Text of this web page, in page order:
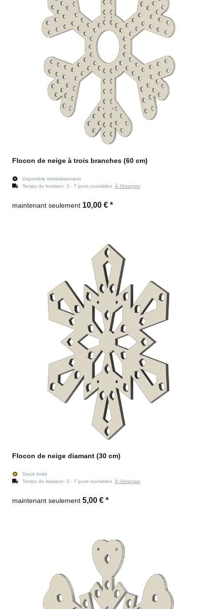
Flocon de neige à trois branches (60 cm)
Disponible immédiatement
Temps de livraison: 3 - 7 jours ouvrables À l'étranger
maintenant seulement 10,00 € *
Flocon de neige diamant (30 cm)
Stock limité
Temps de livraison: 3 - 7 jours ouvrables À l'étranger
maintenant seulement 5,00 € *